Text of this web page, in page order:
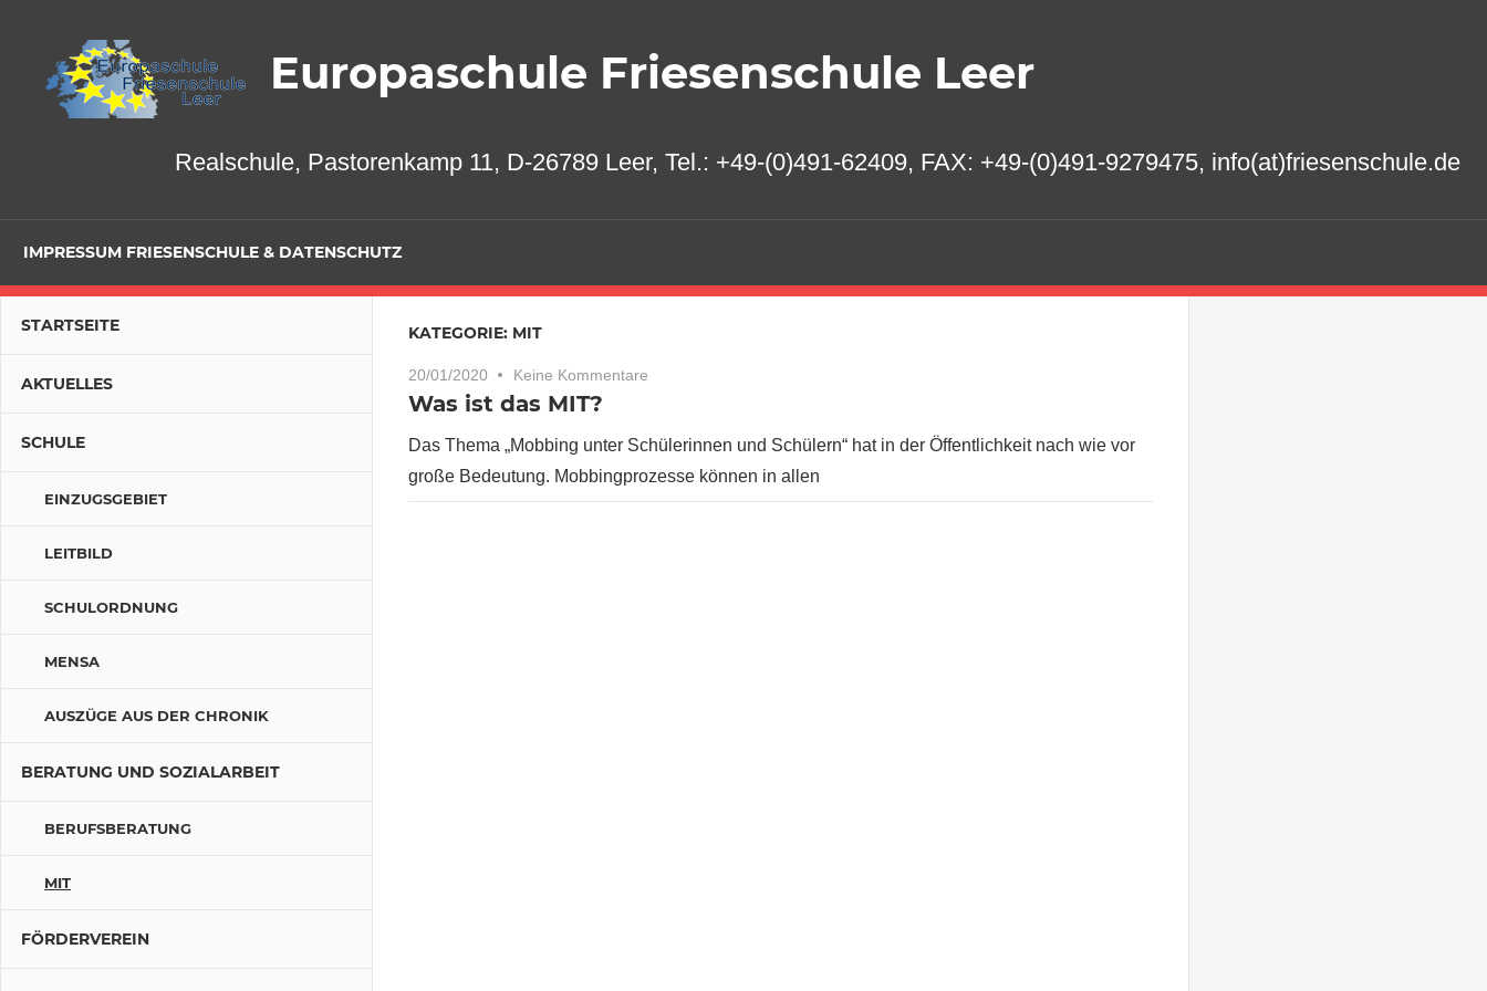
springen
Europaschule Friesenschule Leer
Realschule, Pastorenkamp 11, D-26789 Leer, Tel.: +49-(0)491-62409, FAX: +49-(0)491-9279475, info(at)friesenschule.de
IMPRESSUM FRIESENSCHULE & DATENSCHUTZ
KATEGORIE: MIT
20/01/2020 Keine Kommentare
Was ist das MIT?
Das Thema „Mobbing unter Schülerinnen und Schülern“ hat in der Öffentlichkeit nach wie vor
große Bedeutung. Mobbingprozesse können in allen
STARTSEITE
AKTUELLES
SCHULE
EINZUGSGEBIET
LEITBILD
SCHULORDNUNG
MENSA
AUSZÜGE AUS DER CHRONIK
BERATUNG UND SOZIALARBEIT
BERUFSBERATUNG
MIT
FÖRDERVEREIN